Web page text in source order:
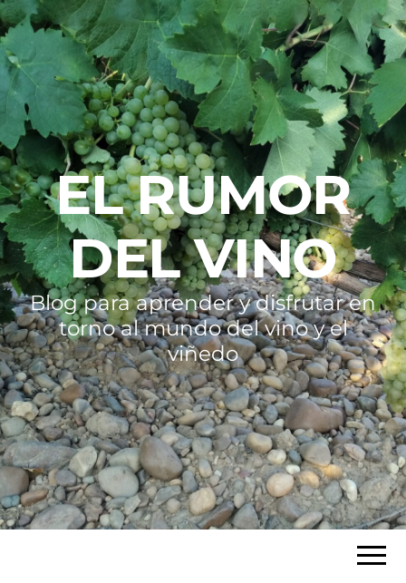
EL RUMOR
DEL VINO
Blog para aprender y disfrutar en
torno al mundo del vino y el
viñedo